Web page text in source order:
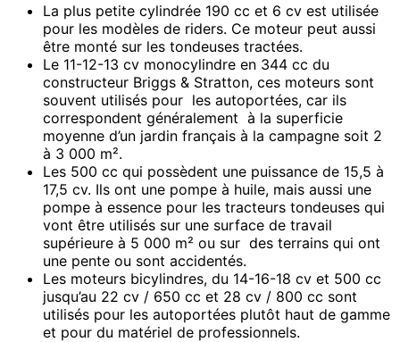
La plus petite cylindrée 190 cc et 6 cv est utilisée
pour les modèles de riders. Ce moteur peut aussi
être monté sur les tondeuses tractées.
Le 11-12-13 cv monocylindre en 344 cc du
constructeur Briggs & Stratton, ces moteurs sont
souvent utilisés pour les autoportées, car ils
correspondent généralement à la superficie
moyenne d’un jardin français à la campagne soit 2
à 3 000 m².
Les 500 cc qui possèdent une puissance de 15,5 à
17,5 cv. Ils ont une pompe à huile, mais aussi une
pompe à essence pour les tracteurs tondeuses qui
vont être utilisés sur une surface de travail
supérieure à 5 000 m² ou sur des terrains qui ont
une pente ou sont accidentés.
Les moteurs bicylindres, du 14-16-18 cv et 500 cc
jusqu’au 22 cv / 650 cc et 28 cv / 800 cc sont
utilisés pour les autoportées plutôt haut de gamme
et pour du matériel de professionnels.